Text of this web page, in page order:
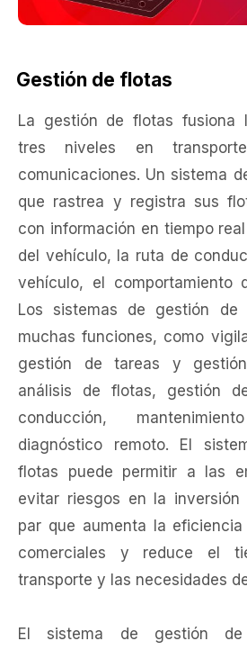
Gestión de flotas
La gestión de flotas fusiona
tres niveles en
comunicaciones. Un sistema
que rastrea y registra sus
con información en tiempo
del vehículo, la ruta de
vehículo, el comportamiento
Los sistemas de gestión de
muchas funciones, como
gestión de tareas y
análisis de flotas, gestión
conducción,
diagnóstico remoto. El
flotas puede permitir a las
evitar riesgos en la
par que aumenta la
comerciales y reduce el
transporte y las necesidades
El sistema de gestión de